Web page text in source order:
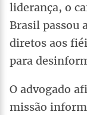
liderança, o
Brasil passou
diretos aos
para
O advogado
missão